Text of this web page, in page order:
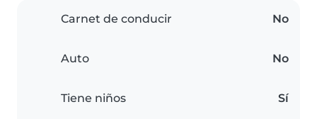
Carnet de conducir No
Auto No
Tiene niños Sí